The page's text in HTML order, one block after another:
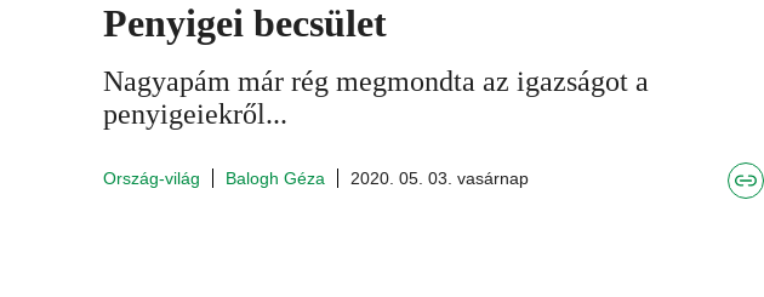
Penyigei becsület
Nagyapám már rég megmondta az igazságot a
penyigeiekről...
Ország-világ Balogh Géza 2020. 05. 03. vasárnap